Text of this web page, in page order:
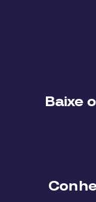
Baixe